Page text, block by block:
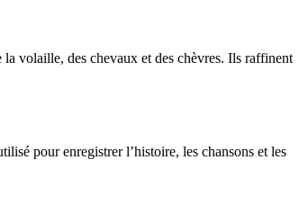
volaille, des chevaux et des chèvres. Ils raffinent
pour enregistrer l’histoire, les chansons et les